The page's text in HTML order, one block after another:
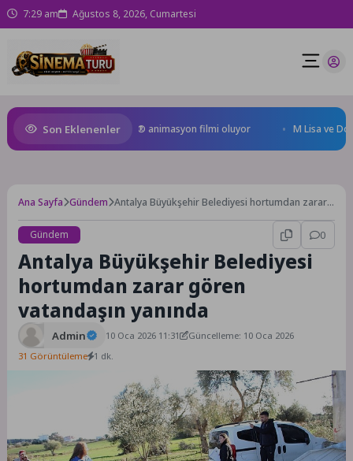
7:29 am Ağustos 8, 2026, Cumartesi
Son Eklenenler
Kral Türkiye’nin ilk IMAX® animasyon filmi oluyor M Lisa ve Dolu
Ana Sayfa Gündem Antalya Büyükşehir Belediyesi hortumdan zarar
Gündem
0
Antalya Büyükşehir Belediyesi
hortumdan zarar gören
vatandaşın yanında
Admin 10 Oca 2026 11:31
Güncelleme: 10 Oca 2026
31 Görüntüleme 1 dk.